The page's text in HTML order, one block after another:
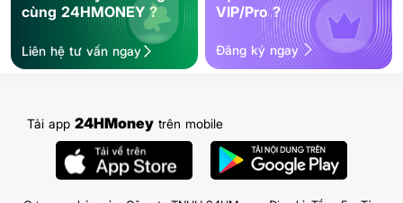
cùng 24HMONEY ?
Liên hệ tư vấn ngay
VIP/Pro ?
Đăng ký ngay
Tải app 24HMoney trên mobile